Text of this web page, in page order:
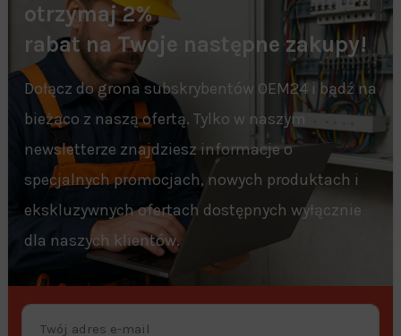
otrzymaj 2%
rabat na Twoje następne zakupy!
Dołącz do grona subskrybentów OEM24 i bądź na
bieżąco z naszą ofertą. Tylko w naszym
newsletterze znajdziesz informacje o
specjalnych promocjach, nowych produktach i
ekskluzywnych ofertach dostępnych wyłącznie
dla naszych klientów.